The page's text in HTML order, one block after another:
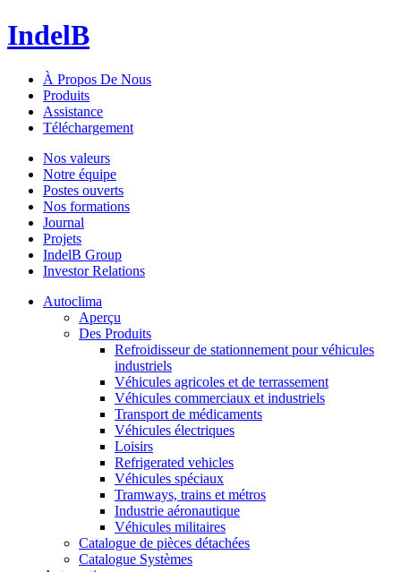
IndelB
À Propos De Nous
Produits
Assistance
Téléchargement
Nos valeurs
Notre équipe
Postes ouverts
Nos formations
Journal
Projets
IndelB Group
Investor Relations
Autoclima
Aperçu
Des Produits
Refroidisseur de stationnement pour véhicules
industriels
Véhicules agricoles et de terrassement
Véhicules commerciaux et industriels
Transport de médicaments
Véhicules électriques
Loisirs
Refrigerated vehicles
Véhicules spéciaux
Tramways, trains et métros
Industrie aéronautique
Véhicules militaires
Catalogue de pièces détachées
Catalogue Systèmes